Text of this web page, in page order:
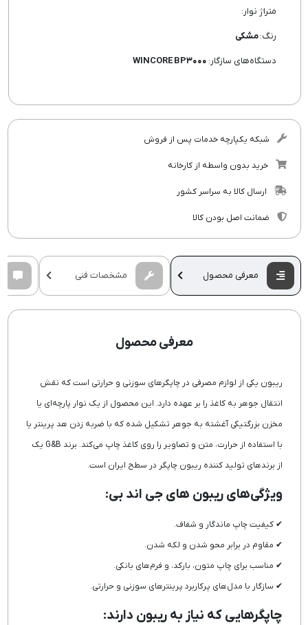
متراژ نوار:
رنگ:مشکی
دستگاه‌های سازگار:
شبکه یکپارچه خدمات پس از فروش
خرید بدون واسطه از کارخانه
ارسال کالا به سراسر کشور
ضمانت اصل بودن کالا
معرفی محصول مشخصات فنی
معرفی محصول
ریبون یکی از لوازم مصرفی در چاپگرهای سوزنی و حرارتی است که نقش
انتقال جوهر به کاغذ را بر عهده دارد. این محصول از یک نوار پارچه‌ای یا
مخزن بزرگتیکی آغشته به جوهر تشکیل شده که با ضربه زدن هد پرینتر یا
با استفاده از حرارت، متن و تصاویر را روی کاغذ چاپ می‌کند. برند G&B یک
از برندهای تولید کننده ریبون چاپگر در سطح ایران است.
ویژگی‌های ریبون های جی اند بی:
✔ کیفیت چاپ ماندگار و شفاف.
✔ مقاوم در برابر محو شدن و لکه شدن.
✔ مناسب برای چاپ متون، بارکد، و فرم‌های بانکی.
✔ سازگار با مدل‌های پرکاربرد پرینترهای سوزنی و حرارتی.
چاپگرهایی که نیاز به ریبون دارند: